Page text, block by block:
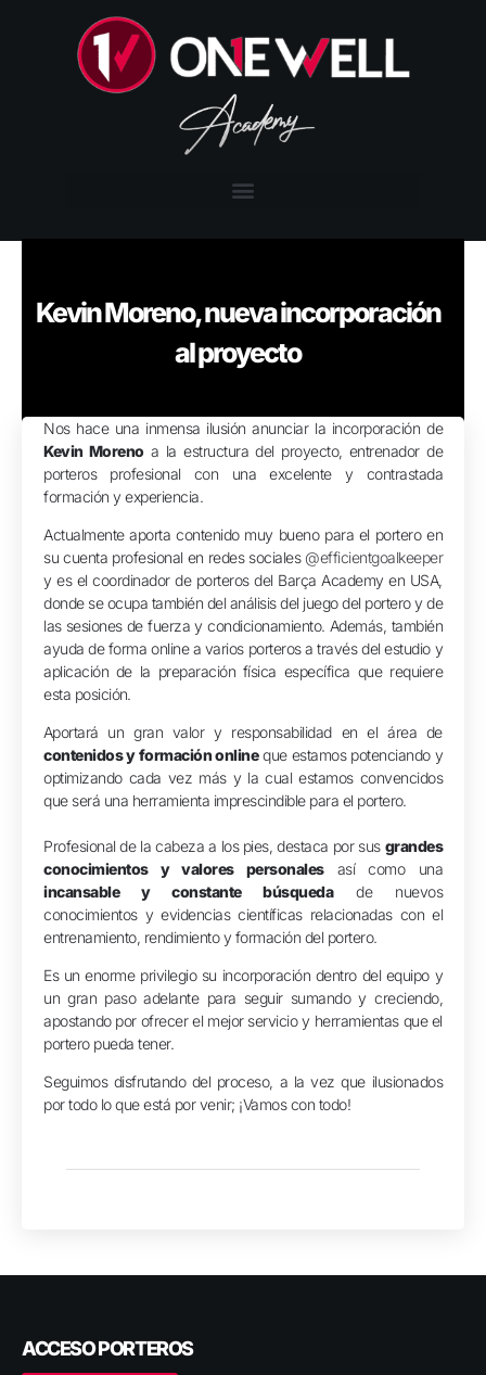
Kevin Moreno, nueva incorporación
al proyecto
Nos hace una inmensa ilusión anunciar la incorporación de
Kevin Morenoa la estructura del proyecto, entrenador de
porteros profesional con una excelente y contrastada
formación y experiencia.
Actualmente aporta contenido muy bueno para el portero en
su cuenta profesional en redes sociales @efficientgoalkeeper
y es el coordinador de porteros del Barça Academy en USA,
donde se ocupa también del análisis del juego del portero y de
las sesiones de fuerza y condicionamiento. Además, también
ayuda de forma online a varios porteros a través del estudio y
aplicación de la preparación física específica que requiere
esta posición⁣.
⁣Aportará un gran valor y responsabilidad en el área de
contenidos y formación onlineque estamos potenciando y
optimizando cada vez más y la cual estamos convencidos
que será una herramienta imprescindible para el portero⁣.
Profesional de la cabeza a los pies, destaca por sus grandes
conocimientos y valores personalesasí como una
incansable y constante búsquedade nuevos
conocimientos y evidencias científicas relacionadas con el
entrenamiento, rendimiento y formación del portero⁣.
Es un enorme privilegio su incorporación dentro del equipo y
un gran paso adelante para seguir sumando y creciendo,
apostando por ofrecer el mejor servicio y herramientas que el
portero pueda tener.
Seguimos disfrutando del proceso, a la vez que ilusionados
por todo lo que está por venir; ¡Vamos con todo!
ACCESO PORTEROS